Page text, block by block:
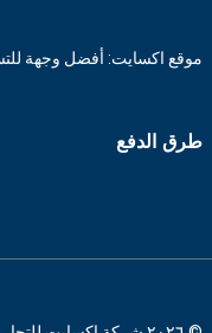
موقع اكسايت: أفضل وجهة
طرق الدفع